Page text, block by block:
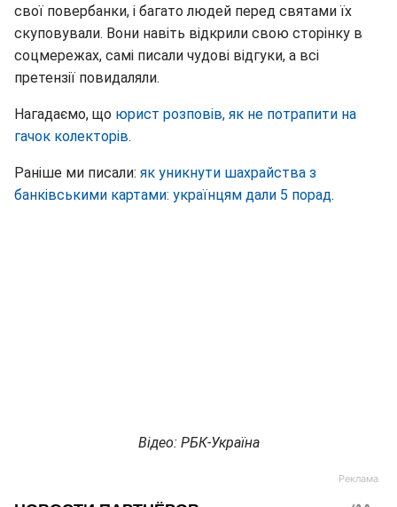
свої повербанки, і багато людей перед святами їх
скуповували. Вони навіть відкрили свою сторінку в
соцмережах, самі писали чудові відгуки, а всі
претензії повидаляли.
Нагадаємо, що юрист розповів, як не потрапити на
гачок колекторів.
Раніше ми писали: як уникнути шахрайства з
банківськими картами: українцям дали 5 порад.
Відео: РБК-Україна